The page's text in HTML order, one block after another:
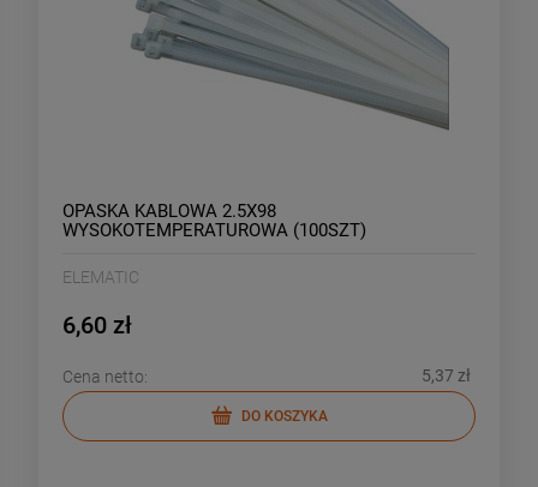
OPASKA KABLOWA 2.5X98
WYSOKOTEMPERATUROWA (100SZT)
ELEMATIC
6,60 zł
Cena netto: 5,37 zł
DO KOSZYKA